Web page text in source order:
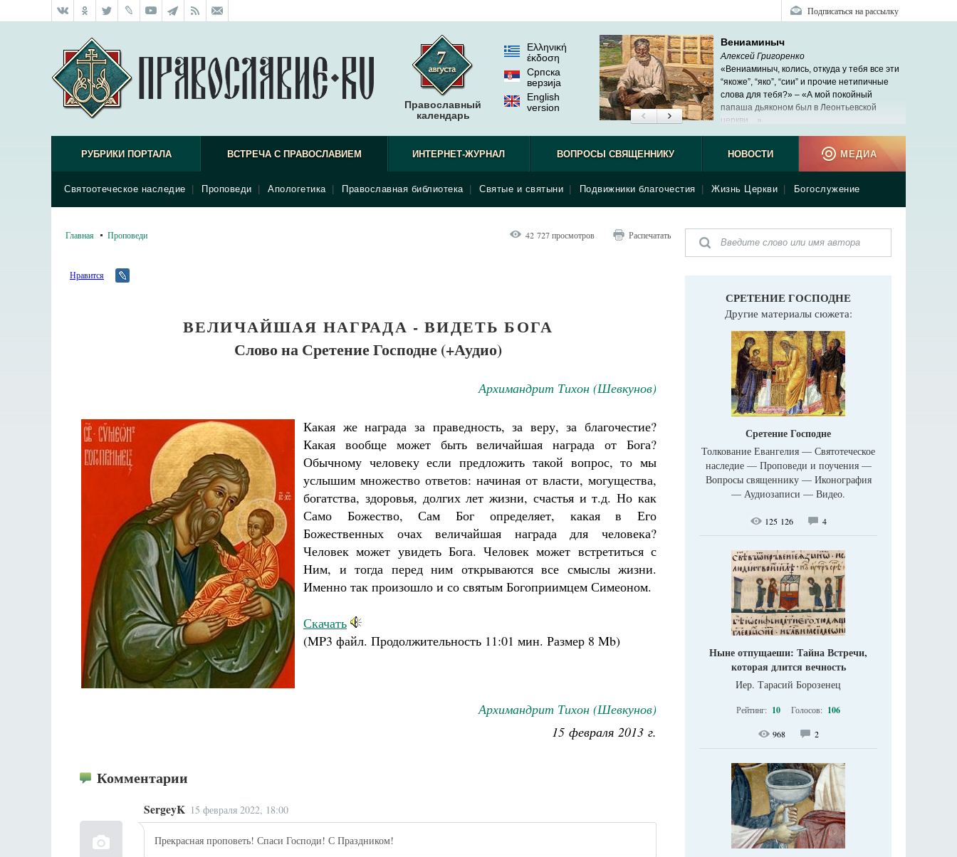
Подписаться на рассылку
Православный
календарь
Ελληνική
έκδοση
Српска
верзиjа
English
version
Вениаминыч
Алексей Григоренко
«Вениаминыч, колись, откуда у тебя все эти
“якоже”, “яко”, “сии” и прочие нетипичные
слова для тебя?» – «А мой покойный
папаша дьяконом был в Леонтьевской
церкви…»
РУБРИКИ ПОРТАЛА ВСТРЕЧА С ПРАВОСЛАВИЕМ
Святоотеческое наследие Проповеди Апологетика Православная библиотека Святые и святыни Подвижники благочестия Жизнь Церкви Богослужение
ИНТЕРНЕТ-ЖУРНАЛ ВОПРОСЫ СВЯЩЕННИКУ НОВОСТИ МЕДИА
Главная Проповеди 42 727 просмотров Распечатать
Нравится
ВЕЛИЧАЙШАЯ НАГРАДА - ВИДЕТЬ БОГА
Слово на Сретение Господне (+Аудио)
Архимандрит Тихон (Шевкунов)
Какая же награда за праведность, за веру, за благочестие?
Какая вообще может быть величайшая награда от Бога?
Обычному человеку если предложить такой вопрос, то мы
услышим множество ответов: начиная от власти, могущества,
богатства, здоровья, долгих лет жизни, счастья и т.д. Но как
Само Божество, Сам Бог определяет, какая в Его
Божественных очах величайшая награда для человека?
Человек может увидеть Бога. Человек может встретиться с
Ним, и тогда перед ним открываются все смыслы жизни.
Именно так произошло и со святым Богоприимцем Симеоном.
Скачать
(MP3 файл. Продолжительность 11:01 мин. Размер 8 Mb)
Архимандрит Тихон (Шевкунов)
15 февраля 2013 г.
Комментарии
SergeyK 15 февраля 2022, 18:00
Прекрасная проповеть! Спаси Господи! С Праздником!
СРЕТЕНИЕ ГОСПОДНЕ
Другие материалы сюжета:
Сретение Господне
Толкование Евангелия — Святотеческое
наследие — Проповеди и поучения —
Вопросы священнику — Иконография
— Аудиозаписи — Видео.
125 126 4
Ныне отпущаеши: Тайна Встречи,
которая длится вечность
Иер. Тарасий Борозенец
Рейтинг: 10 Голосов: 106
968 2